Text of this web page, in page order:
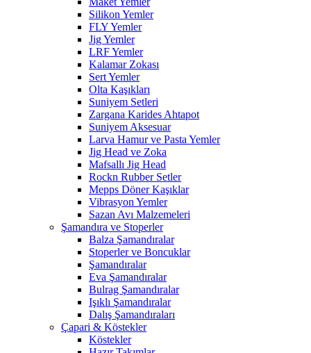
Silikon Yemler
FLY Yemler
Jig Yemler
LRF Yemler
Kalamar Zokası
Sert Yemler
Olta Kaşıkları
Suniyem Setleri
Zargana Karides Ahtapot
Suniyem Aksesuar
Larva Hamur ve Pasta Yemler
Jig Head ve Zoka
Mafsallı Jig Head
Rockn Rubber Setler
Mepps Döner Kaşıklar
Vibrasyon Yemler
Sazan Avı Malzemeleri
Şamandıra ve Stoperler
Balza Şamandıralar
Stoperler ve Boncuklar
Şamandıralar
Eva Şamandıralar
Bulrag Şamandıralar
Işıklı Şamandıralar
Dalış Şamandıraları
Çapari & Köstekler
Köstekler